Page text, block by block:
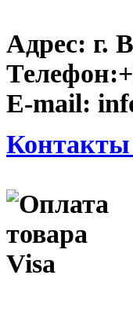
Адрес: г.
Телефон:
E-mail:
Контакты